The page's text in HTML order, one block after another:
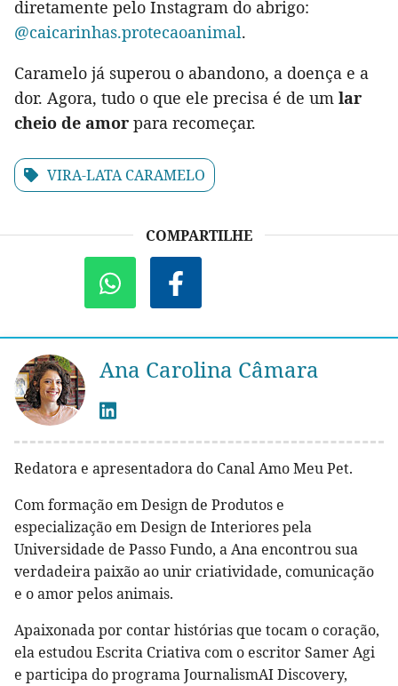
diretamente pelo Instagram do abrigo:
@caicarinhas.protecaoanimal.
Caramelo já superou o abandono, a doença e a
dor. Agora, tudo o que ele precisa é de um lar
cheio de amor para recomeçar.
VIRA-LATA CARAMELO
COMPARTILHE
Ana Carolina Câmara
Redatora e apresentadora do Canal Amo Meu Pet.
Com formação em Design de Produtos e
especialização em Design de Interiores pela
Universidade de Passo Fundo, a Ana encontrou sua
verdadeira paixão ao unir criatividade, comunicação
e o amor pelos animais.
Apaixonada por contar histórias que tocam o coração,
ela estudou Escrita Criativa com o escritor Samer Agi
e participa do programa JournalismAI Discovery,